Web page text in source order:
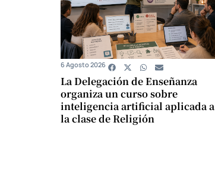
La Delegación de Enseñanza
organiza un curso sobre
inteligencia artificial aplicada a
la clase de Religión
6 Agosto 2026